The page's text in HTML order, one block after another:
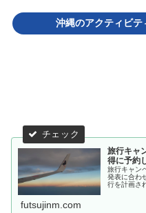
沖縄のアクティビテ
旅行キャ
得に予約
旅行キャン
発表に合わ
行を計画さ
futsujinm.com